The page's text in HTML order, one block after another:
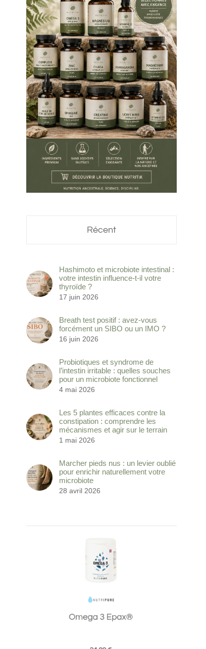
Récent
Hashimoto et microbiote intestinal :
votre intestin influence-t-il votre
thyroïde ?
17 juin 2026
Breath test positif : avez-vous
forcément un SIBO ou un IMO ?
16 juin 2026
Probiotiques et syndrome de
l’intestin irritable : quelles souches
pour un microbiote fonctionnel
4 mai 2026
Les 5 plantes efficaces contre la
constipation : comprendre les
mécanismes et agir sur le terrain
1 mai 2026
Marcher pieds nus : un levier oublié
pour enrichir naturellement votre
microbiote
28 avril 2026